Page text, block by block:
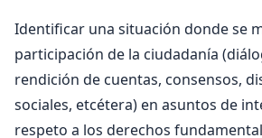
Identificar una situación donde se
participación de la ciudadanía
rendición de cuentas, consensos,
sociales, etcétera) en asuntos de
respeto a los derechos